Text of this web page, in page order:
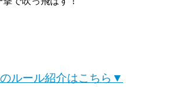
ルール紹介はこちら▼